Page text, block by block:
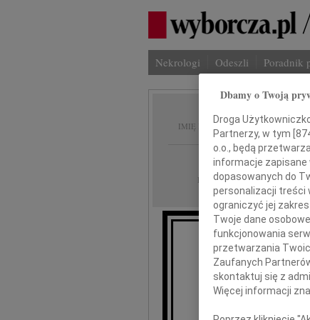
Nekrologi Odeszli Poradnik
IMIĘ I NAZWISKO:
REGION: Łódź
DATA EMISJI: 04.02.2014
Dbamy o Twoją
Droga
Partnerzy, w tym [
o.o., będą
informacje zapisane
dopasowanych do
personalizacji treści
ograniczyć jej
Twoje dane
funkcjonowania
przetwarzania
Zaufanych
skontaktuj się z
Więcej informacji